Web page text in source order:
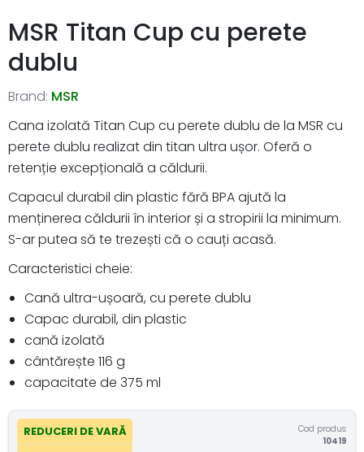
MSR Titan Cup cu perete
dublu
Brand: MSR
Cana izolată Titan Cup cu perete dublu de la MSR cu
perete dublu realizat din titan ultra ușor. Oferă o
retenție excepțională a căldurii.
Capacul durabil din plastic fără BPA ajută la
menținerea căldurii în interior și a stropirii la minimum.
S-ar putea să te trezești că o cauți acasă.
Caracteristici cheie:
Cană ultra-ușoară, cu perete dublu
Capac durabil, din plastic
cană izolată
cântărește 116 g
capacitate de 375 ml
REDUCERI DE VARĂ
Cod produs:
10419